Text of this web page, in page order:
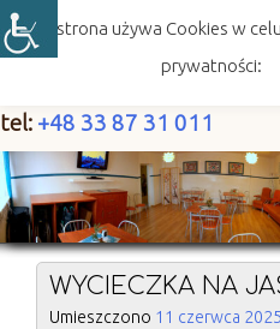
Skip
to
content
tel: +48 33 87 31 011
WYCIECZKA NA
Umieszczono 11 czerwca 2025
Ta strona używa Cookies w
prywatności: